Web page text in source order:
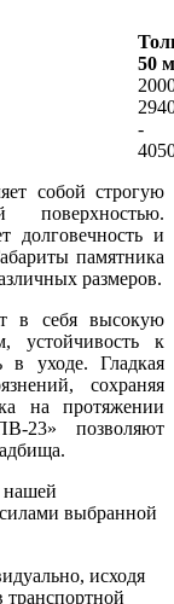
50
-
собой строгую
долговечность и
памятника
размеров.
в себя высокую
устойчивость к
в уходе. Гладкая
сохраняя
на протяжении
23» позволяют
нашей
выбранной
исходя
транспортной